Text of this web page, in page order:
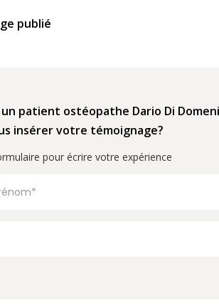
publié
patient ostéopathe Dario Di
insérer votre témoignage?
pour écrire votre expérience